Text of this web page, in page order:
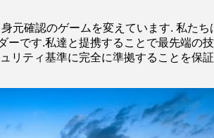
元確認のゲームを変えています. 私た
ーです.私達と提携することで最先端の
リティ基準に完全に準拠することを保